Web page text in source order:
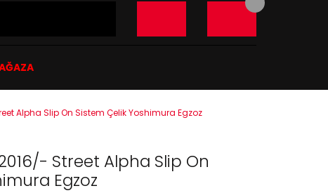
Alpha Slip On Sistem Çelik Yoshimura Egzoz
Street Alpha Slip On
Egzoz